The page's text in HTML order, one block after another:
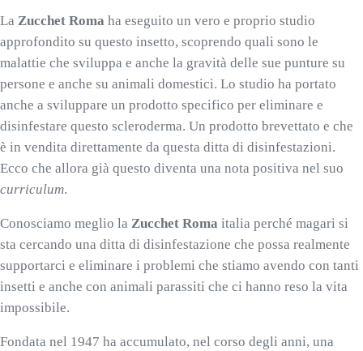
LaZucchet Roma ha eseguito un vero e proprio studio
approfondito su questo insetto, scoprendo quali sono le
malattie che sviluppa e anche la gravità delle sue punture su
persone e anche su animali domestici. Lo studio ha portato
anche a sviluppare un prodotto specifico per eliminare e
disinfestare questo scleroderma. Un prodotto brevettato e che
è in vendita direttamente da questa ditta di disinfestazioni.
Ecco che allora già questo diventa una nota positiva nel suo
curriculum.
Conosciamo meglio laZucchet Roma italia perché magari si
sta cercando una ditta di disinfestazione che possa realmente
supportarci e eliminare i problemi che stiamo avendo con tanti
insetti e anche con animali parassiti che ci hanno reso la vita
impossibile.
Fondata nel 1947 ha accumulato, nel corso degli anni, una